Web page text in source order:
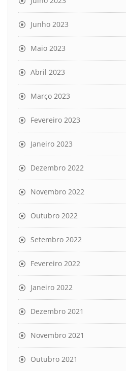
Junho 2023
Maio 2023
Abril 2023
Março 2023
Fevereiro 2023
Janeiro 2023
Dezembro 2022
Novembro 2022
Outubro 2022
Setembro 2022
Fevereiro 2022
Janeiro 2022
Dezembro 2021
Novembro 2021
Outubro 2021